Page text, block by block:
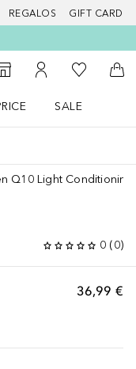
REGALOS GIFT CARD
Al Storefinder
Mi cuenta
Mi lista de
A
SALE
Q10 Light Conditioning
0 (0)
36,99 €